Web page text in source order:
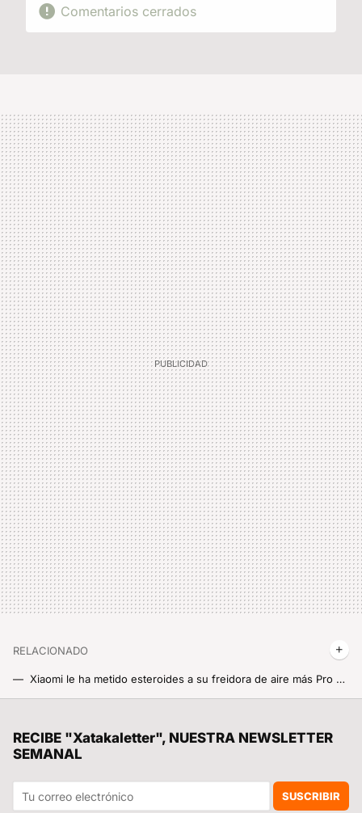
Comentarios cerrados
RELACIONADO
Xiaomi le ha metido esteroides a su freidora de aire más Pro y por fin la podemos comprar en España a un precio interesantísimo
Xiaomi quiere que el POCO Launcher sea un auténtico cohete. Ha vuelto a actualizarlo con un montón de mejoras y te enseñamos cómo lo puedes instalar
RECIBE "Xatakaletter", NUESTRA NEWSLETTER
SEMANAL
SUSCRIBIR